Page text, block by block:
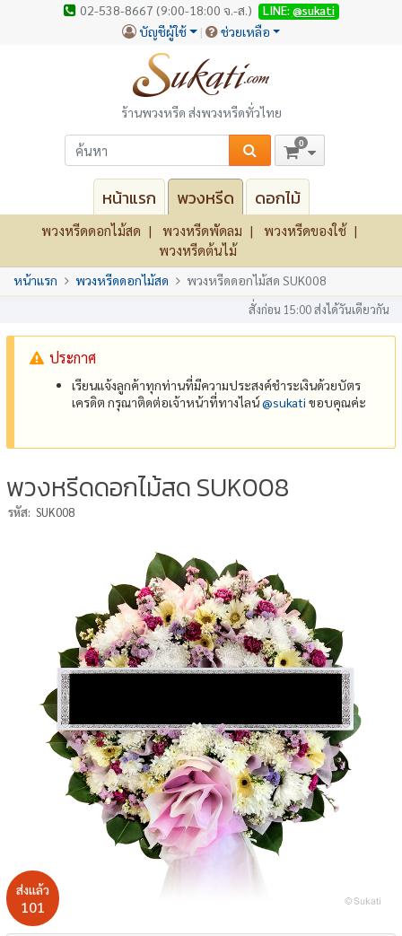
02-538-8667 (9:00-18:00 จ.-ส.) LINE: @sukati
บัญชีผู้ใช้ ช่วยเหลือ
ร้านพวงหรีด ส่งพวงหรีดทั่วไทย
0
หน้าแรก พวงหรีด ดอกไม้
พวงหรีดดอกไม้สด พวงหรีดพัดลม
พวงหรีดของใช้
พวงหรีดต้นไม้
หน้าแรก พวงหรีดดอกไม้สด พวงหรีดดอกไม้สด SUK008
สั่งก่อน 15:00 ส่งได้วันเดียวกัน
ประกาศ
เรียนแจ้งลูกค้าทุกท่านที่มีความประสงค์ชำระเงินด้วยบัตร
เครดิต กรุณาติดต่อเจ้าหน้าที่ทางไลน์@‌sukati ขอบคุณค่ะ
พวงหรีดดอกไม้สด SUK008
รหัส: SUK008
ส่งแล้ว
101